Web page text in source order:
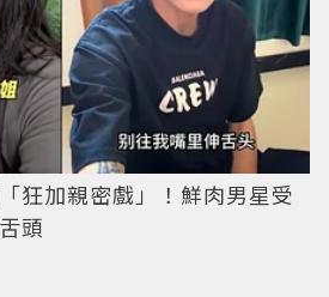
狂加親密戲」！鮮肉男星受
頭